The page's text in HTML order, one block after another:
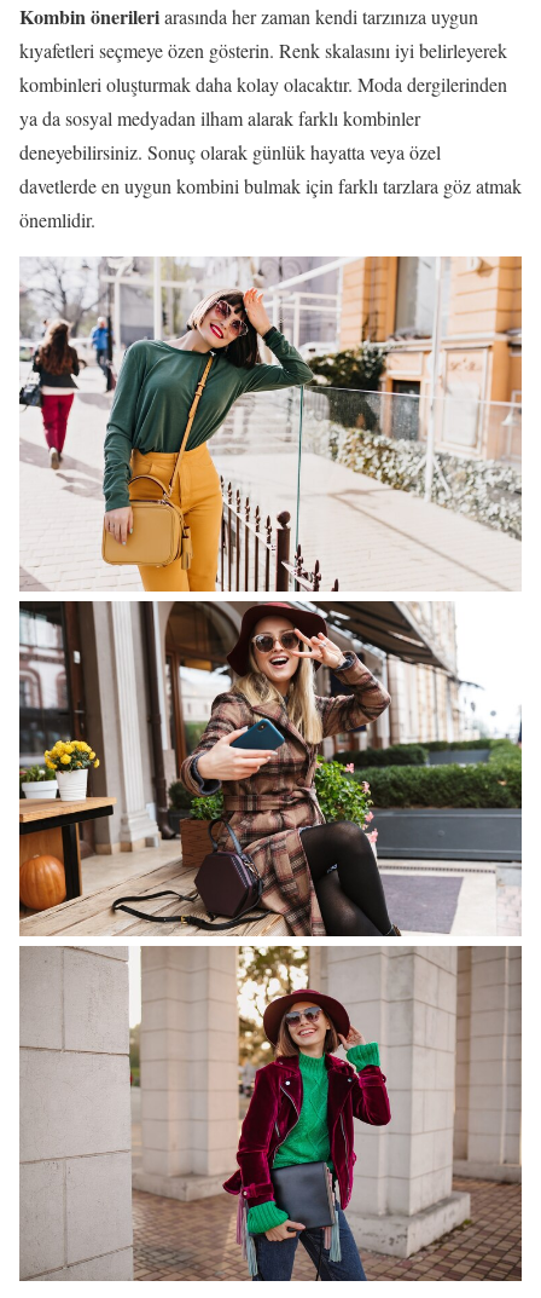
Kombin önerileriarasında her zaman kendi tarzınıza uygun
kıyafetleri seçmeye özen gösterin. Renk skalasını iyi belirleyerek
kombinleri oluşturmak daha kolay olacaktır. Moda dergilerinden
ya da sosyal medyadan ilham alarak farklı kombinler
deneyebilirsiniz. Sonuç olarak günlük hayatta veya özel
davetlerde en uygun kombini bulmak için farklı tarzlara göz atmak
önemlidir.